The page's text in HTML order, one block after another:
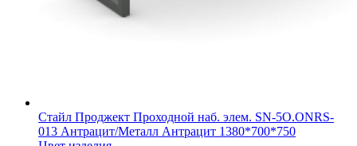
Стайл Проджект Проходной наб. элем. SN-5O.ONRS-
013 Антрацит/Металл Антрацит 1380*700*750